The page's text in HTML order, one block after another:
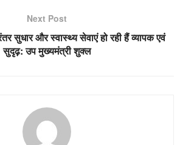
Next Post
सुधार और स्वास्थ्य सेवाएं हो रही हैं व्यापक एवं
सुदृढ़: उप मुख्यमंत्री शुक्ल